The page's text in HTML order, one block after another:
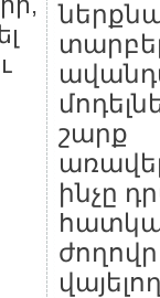
շարք
ինչը